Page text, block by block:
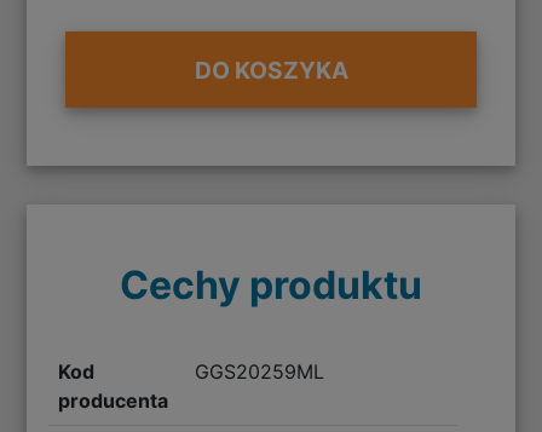
DO KOSZYKA
Cechy produktu
Kod
producenta
GGS20259ML